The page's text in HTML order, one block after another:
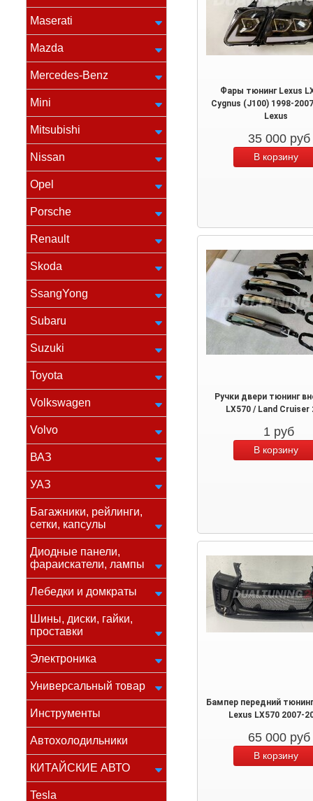
Maserati
Mazda
Mercedes-Benz
Mini
Mitsubishi
Nissan
Opel
Porsche
Renault
Skoda
SsangYong
Subaru
Suzuki
Toyota
Volkswagen
Volvo
ВАЗ
УАЗ
Багажники, рейлинги,
сетки, капсулы
Диодные панели,
фараискатели, лампы
Лебедки и домкраты
Шины, диски, гайки,
проставки
Электроника
Универсальный товар
Инструменты
Автохолодильники
КИТАЙСКИЕ АВТО
Tesla
Фары тюнинг Lexus
Cygnus (J100) 1998-
Lexus
35 000 руб
Ручки двери тюнинг
LX570 / Land Cruiser
1 руб
Бампер передний
Lexus LX570 2007-
65 000 руб